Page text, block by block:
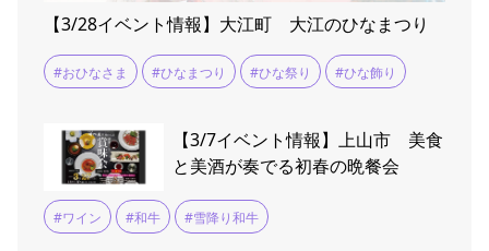
【3/28イベント情報】大江町 大江のひなまつり
#おひなさま #ひなまつり #ひな祭り #ひな飾り
【3/7イベント情報】上山市 美食
と美酒が奏でる初春の晩餐会
#ワイン #和牛 #雪降り和牛